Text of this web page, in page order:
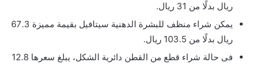
ريال بدلًا من 31 ريال.
يمكن شراء منظف للبشرة الدهنية سيتافيل بقيمة مميزة 67.3
ريال بدلًا من 103.5 ريال.
فى حالة شراء قطع من القطن دائرية الشكل، يبلغ سعرها 12.8